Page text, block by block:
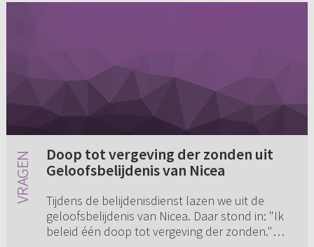
Doop tot vergeving der zonden uit
Geloofsbelijdenis van Nicea
Tijdens de belijdenisdienst lazen we uit de
geloofsbelijdenis van Nicea. Daar stond in: "Ik
beleid één doop tot vergeving der zonden."